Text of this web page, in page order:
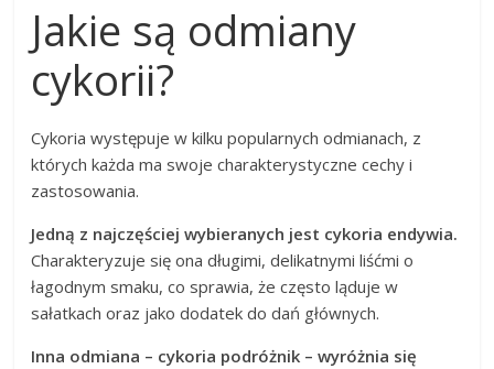
Jakie są odmiany
cykorii?
Cykoria występuje w kilku popularnych odmianach, z
których każda ma swoje charakterystyczne cechy i
zastosowania.
Jedną z najczęściej wybieranych jest cykoria endywia.
Charakteryzuje się ona długimi, delikatnymi liśćmi o
łagodnym smaku, co sprawia, że często ląduje w
sałatkach oraz jako dodatek do dań głównych.
Inna odmiana – cykoria podróżnik – wyróżnia się